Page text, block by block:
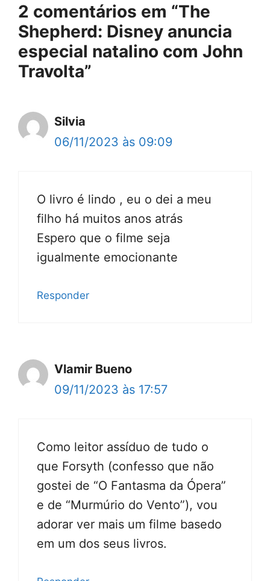
2 comentários em “The
Shepherd: Disney anuncia
especial natalino com John
Travolta”
Silvia
06/11/2023 às 09:09
O livro é lindo , eu o dei a meu
filho há muitos anos atrás
Espero que o filme seja
igualmente emocionante
Responder
Vlamir Bueno
09/11/2023 às 17:57
Como leitor assíduo de tudo o
que Forsyth (confesso que não
gostei de “O Fantasma da Ópera”
e de “Murmúrio do Vento”), vou
adorar ver mais um filme basedo
em um dos seus livros.